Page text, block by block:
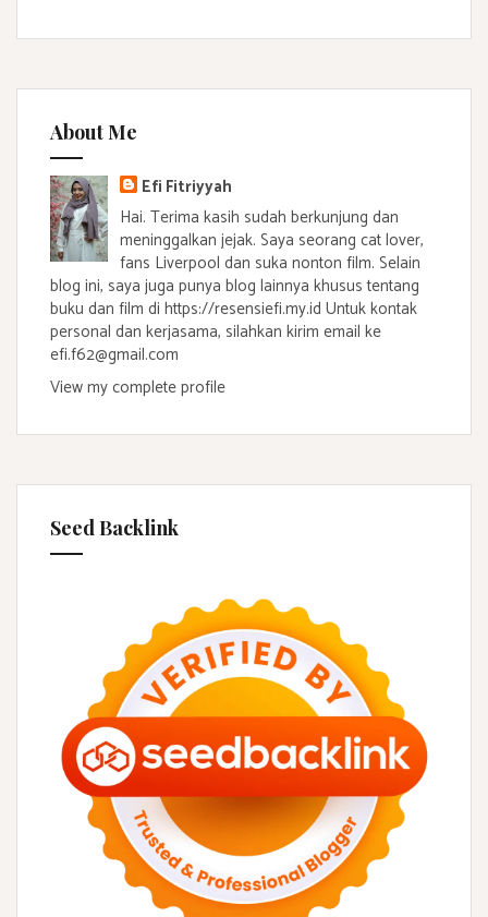
About Me
Efi Fitriyyah
Hai. Terima kasih sudah berkunjung dan
meninggalkan jejak. Saya seorang cat lover,
fans Liverpool dan suka nonton film. Selain
blog ini, saya juga punya blog lainnya khusus tentang
buku dan film di https://resensiefi.my.id Untuk kontak
personal dan kerjasama, silahkan kirim email ke
efi.f62@gmail.com
View my complete profile
Seed Backlink